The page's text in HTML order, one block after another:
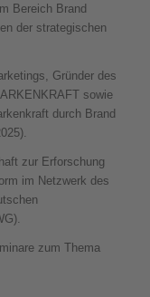
Bereich Brand
der strategischen
Gründer des
sowie
durch Brand
zur Erforschung
im Netzwerk des
zum Thema